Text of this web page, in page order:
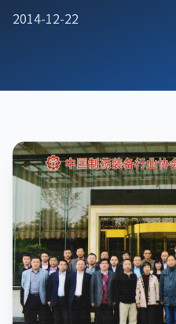
2014-12-22